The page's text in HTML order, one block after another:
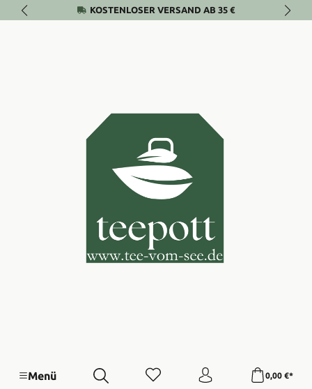
Zum Hauptinhalt springenKOSTENLOSER VERSAND AB 35 €
Menü 0,00 €*